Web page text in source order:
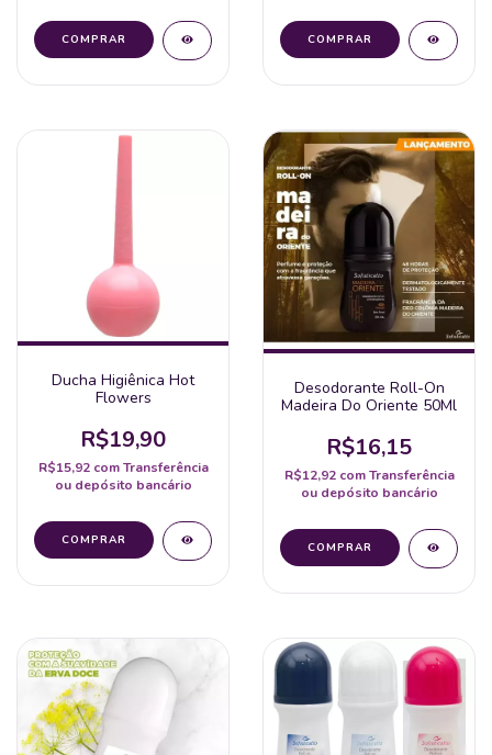
Ducha Higiênica Hot
Flowers
R$19,90
R$15,92 com Transferência
ou depósito bancário
Desodorante Roll-On
Madeira Do Oriente 50Ml
R$16,15
R$12,92 com Transferência
ou depósito bancário